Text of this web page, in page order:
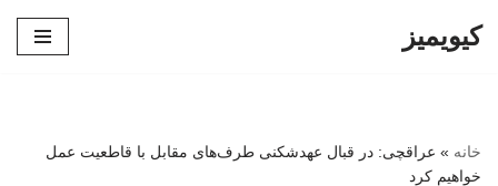
کیویمیز
خانه » عراقچی: در قبال عهدشکنی طرف‌های مقابل با قاطعیت عمل
خواهیم کرد